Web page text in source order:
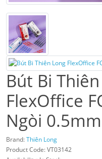
Bút Bi
FlexOffice
Ngòi 0.5mm
Brand:Thiên Long
Product Code: VT03142